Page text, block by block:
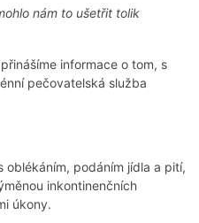
nám to ušetřit tolik
informace o tom, s
pečovatelská služba
oblékáním, podáním jídla a pití,
inkontinenčních
úkony.